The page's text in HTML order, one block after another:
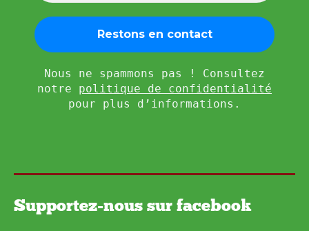
Nous ne spammons pas ! Consultez
notre politique de confidentialité
pour plus d’informations.
Supportez-nous sur facebook